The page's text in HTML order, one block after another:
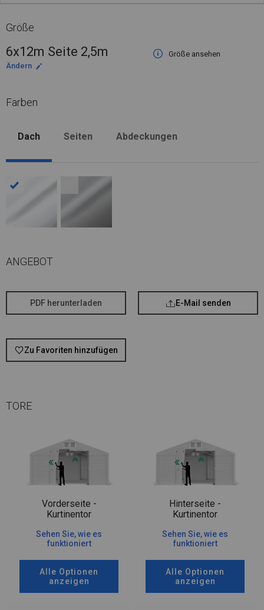
Größe
6x12m Seite 2,5m
Größe ansehen
Ändern
Farben
Dach Seiten Abdeckungen
ANGEBOT
PDF herunterladen E-Mail senden
Zu Favoriten hinzufügen
TORE
Vorderseite -
Kurtinentor
Sehen Sie, wie es
funktioniert
Alle Optionen
anzeigen
Hinterseite -
Kurtinentor
Sehen Sie, wie es
funktioniert
Alle Optionen
anzeigen